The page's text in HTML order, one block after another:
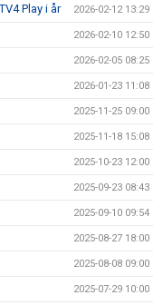
Play i år 2026-02-12 13:29
2026-02-10 12:50
2026-02-05 08:25
2026-01-23 11:08
2025-11-25 09:00
2025-11-18 15:08
2025-10-23 12:00
2025-09-23 08:43
2025-09-10 09:54
2025-08-27 18:00
2025-08-08 09:00
2025-07-29 10:00